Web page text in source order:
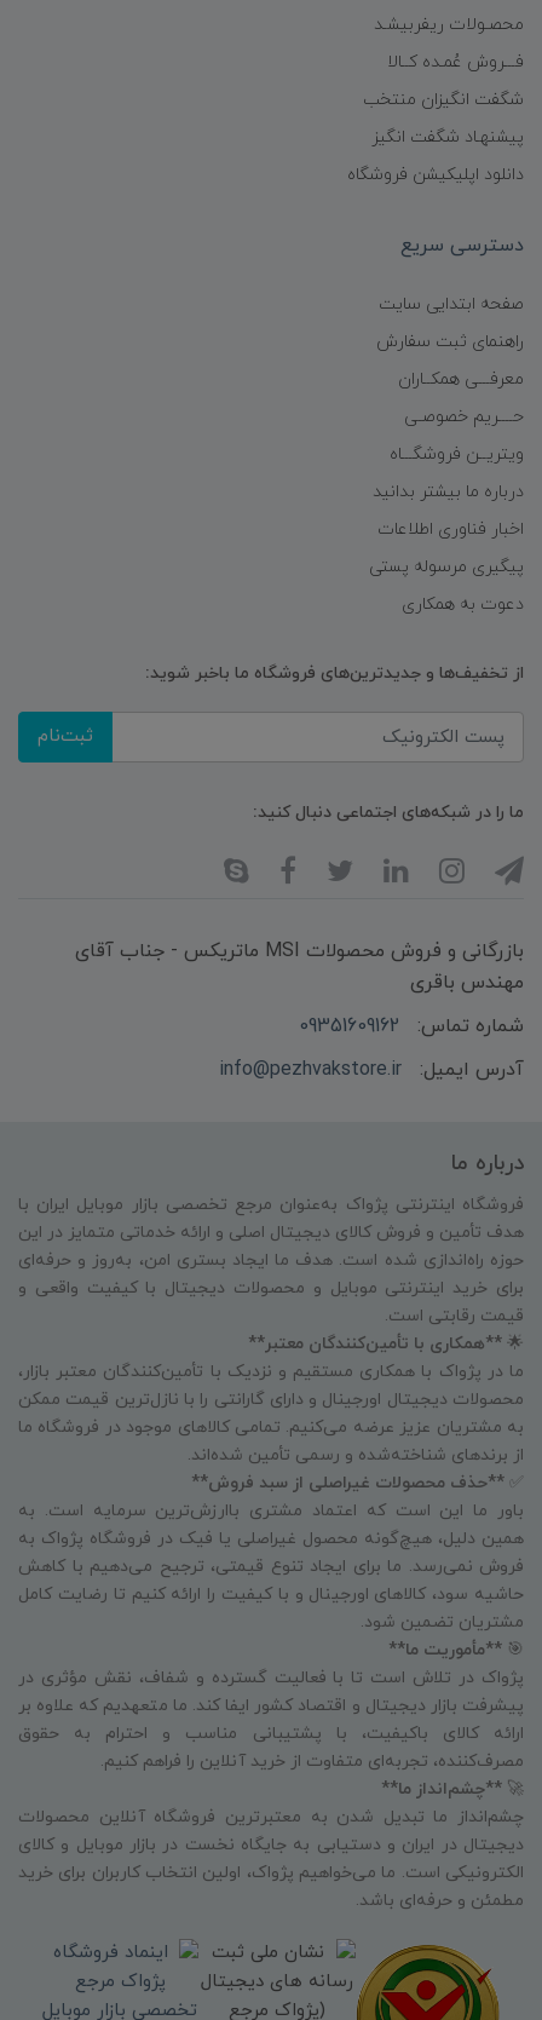
محصـولات ریفربیشـد
فـــروش عُمـده کــالا
شگفت انگیزان منتخب
پیشنهـاد شگفت انگیز
دانلود اپلیکیشن فروشگاه
دسترسی سریع
صفحه ابتدایی سایت
راهنمای ثبت سفارش
معرفـــی همکــاران
حــــریم خصوصـی
ویتریــن فروشگـــاه
درباره ما بیشتر بدانید
اخبار فناوری اطلاعات
پیگیری مرسوله پستی
دعوت به همکاری
از تخفیف‌ها و جدیدترین‌های فروشگاه ما باخبر شوید:
ثبت‌نام
ما را در شبکه‌های اجتماعی دنبال کنید:
بازرگانی و فروش محصولات MSI ماتریکس - جناب آقای
مهندس باقری
شماره تماس:
09351609162
آدرس ایمیل:
info@pezhvakstore.ir
درباره ما
فروشگاه اینترنتی پژواک به‌عنوان مرجع تخصصی بازار موبایل ایران با
هدف تأمین و فروش کالای دیجیتال اصلی و ارائه خدماتی متمایز در این
حوزه راه‌اندازی شده است. هدف ما ایجاد بستری امن، به‌روز و حرفه‌ای
برای خرید اینترنتی موبایل و محصولات دیجیتال با کیفیت واقعی و
قیمت رقابتی است.
🌟 **همکاری با تأمین‌کنندگان معتبر**
ما در پژواک با همکاری مستقیم و نزدیک با تأمین‌کنندگان معتبر بازار،
محصولات دیجیتال اورجینال و دارای گارانتی را با نازل‌ترین قیمت ممکن
به مشتریان عزیز عرضه می‌کنیم. تمامی کالاهای موجود در فروشگاه ما
از برندهای شناخته‌شده و رسمی تأمین شده‌اند.
✅ **حذف محصولات غیراصلی از سبد فروش**
باور ما این است که اعتماد مشتری باارزش‌ترین سرمایه است. به
همین دلیل، هیچ‌گونه محصول غیراصلی یا فیک در فروشگاه پژواک به
فروش نمی‌رسد. ما برای ایجاد تنوع قیمتی، ترجیح می‌دهیم با کاهش
حاشیه سود، کالاهای اورجینال و با کیفیت را ارائه کنیم تا رضایت کامل
مشتریان تضمین شود.
🎯 **مأموریت ما**
پژواک در تلاش است تا با فعالیت گسترده و شفاف، نقش مؤثری در
پیشرفت بازار دیجیتال و اقتصاد کشور ایفا کند. ما متعهدیم که علاوه بر
ارائه کالای باکیفیت، با پشتیبانی مناسب و احترام به حقوق
مصرف‌کننده، تجربه‌ای متفاوت از خرید آنلاین را فراهم کنیم.
🚀 **چشم‌انداز ما**
چشم‌انداز ما تبدیل شدن به معتبرترین فروشگاه آنلاین محصولات
دیجیتال در ایران و دستیابی به جایگاه نخست در بازار موبایل و کالای
الکترونیکی است. ما می‌خواهیم پژواک، اولین انتخاب کاربران برای خرید
مطمئن و حرفه‌ای باشد.